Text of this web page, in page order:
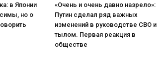
в Японии
но о
«Очень и очень давно назрело»:
Путин сделал ряд важных
изменений в руководстве СВО и
тылом. Первая реакция в
обществе